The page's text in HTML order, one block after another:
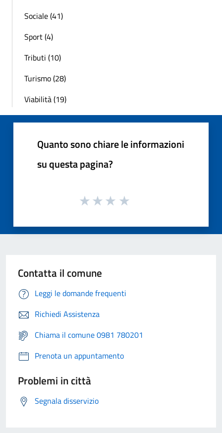
Sociale (41)
Sport (4)
Tributi (10)
Turismo (28)
Viabilità (19)
Quanto sono chiare le informazioni
su questa pagina?
Contatta il comune
Leggi le domande frequenti
Richiedi Assistenza
Chiama il comune 0981 780201
Prenota un appuntamento
Problemi in città
Segnala disservizio